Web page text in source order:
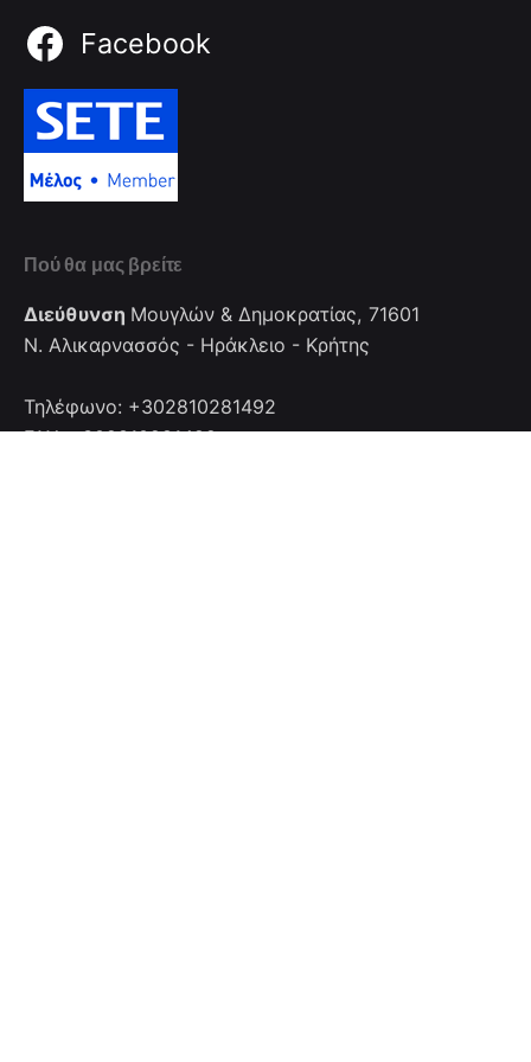
Facebook
Πού θα μας βρείτε
Διεύθυνση Μουγλών & Δημοκρατίας, 71601
Ν. Αλικαρνασσός - Ηράκλειο - Κρήτης
Τηλέφωνο: +302810281492
FAX: +302810281492